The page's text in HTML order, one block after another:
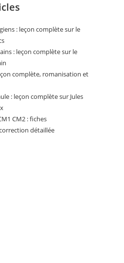
: leçon complète sur le
: leçon complète sur le
complète, romanisation et
: leçon complète sur Jules
CM2 : fiches
détaillée